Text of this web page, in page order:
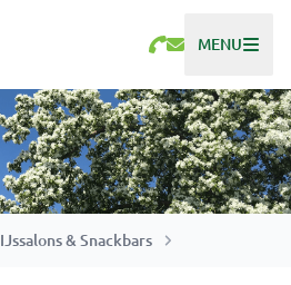
MENU
IJssalons & Snackbars